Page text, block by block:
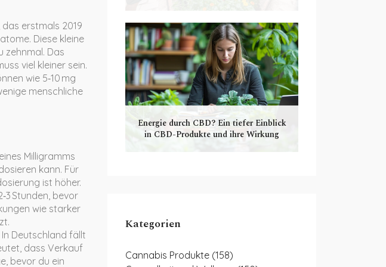
erstmals 2019
Diese kleine
zehnmal. Das
viel kleiner sein.
wie 5‑10 mg
menschliche
Milligramms
kann. Für
ist höher.
Stunden, bevor
wie starker
Deutschland fällt
dass Verkauf
bevor du ein
Energie durch CBD? Ein tiefer Einblick
in CBD-Produkte und ihre Wirkung
Kategorien
Cannabis Produkte (158)